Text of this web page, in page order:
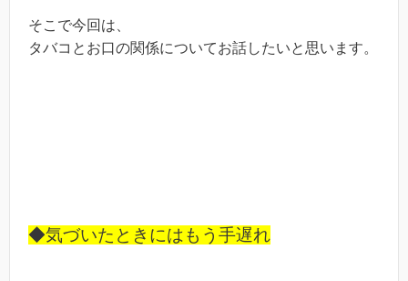
そこで今回は、
タバコとお口の関係についてお話したいと思います。
◆気づいたときにはもう手遅れ